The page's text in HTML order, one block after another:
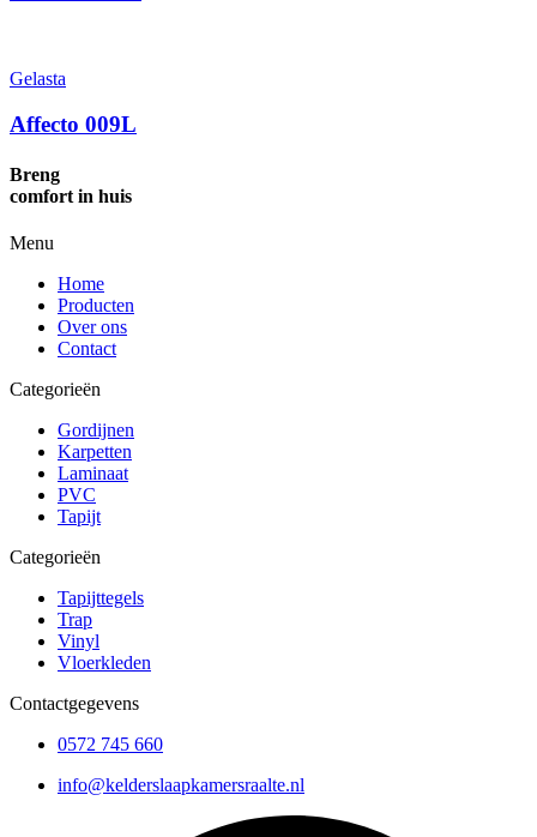
Gelasta
Affecto 009L
Breng
comfort in huis
Menu
Home
Producten
Over ons
Contact
Categorieën
Gordijnen
Karpetten
Laminaat
PVC
Tapijt
Categorieën
Tapijttegels
Trap
Vinyl
Vloerkleden
Contactgegevens
0572 745 660
info@kelderslaapkamersraalte.nl